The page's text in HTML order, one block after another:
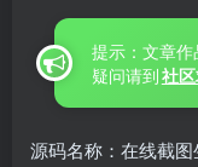
提示：文章
疑问请到社
源码名称：在线截